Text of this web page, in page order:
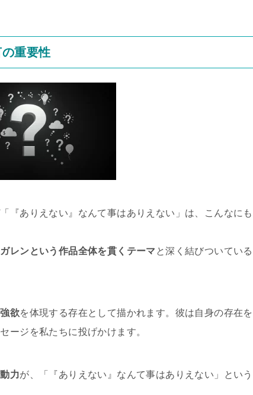
重要性
『ありえない』なんて事はありえない」は、こんなにも
レンという作品全体を貫くテーマ と深く結びついている
強欲を体現する存在として描かれます。彼は自身の存在を
ージを私たちに投げかけます。
力が、「『ありえない』なんて事はありえない」という